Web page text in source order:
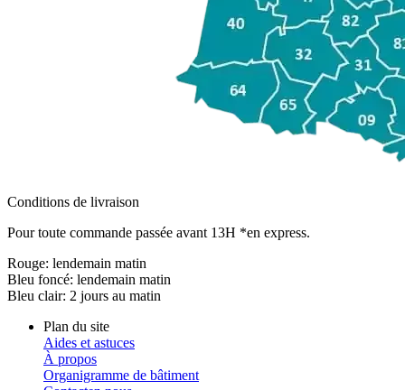
Conditions de livraison
Pour toute commande passée avant 13H *en express.
Rouge: lendemain matin
Bleu foncé: lendemain matin
Bleu clair: 2 jours au matin
Plan du site
Aides et astuces
À propos
Organigramme de bâtiment